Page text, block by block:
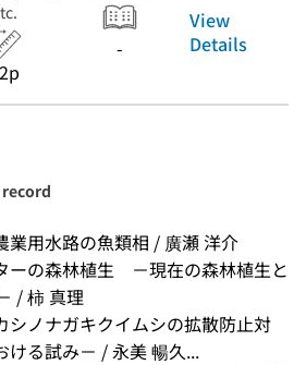
-
View
Details
業用水路の魚類相 / 廣瀬 洋介
ーの森林植生　－現在の森林植生と
/ 柿 真理
シノナガキクイムシの拡散防止対
ける試み－ / 永美 暢久...